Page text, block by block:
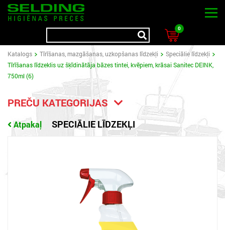
0
Katalogs Tīrīšanas, mazgāšanas, uzkopšanas līdzekļi
Speciālie līdzekļi
Tīrīšanas līdzeklis uz šķīdinātāja bāzes tintei, kvēpiem, krāsai Sanitec DEINK,
750ml (6)
PREČU KATEGORIJAS
Atpakaļ SPECIĀLIE LĪDZEKĻI